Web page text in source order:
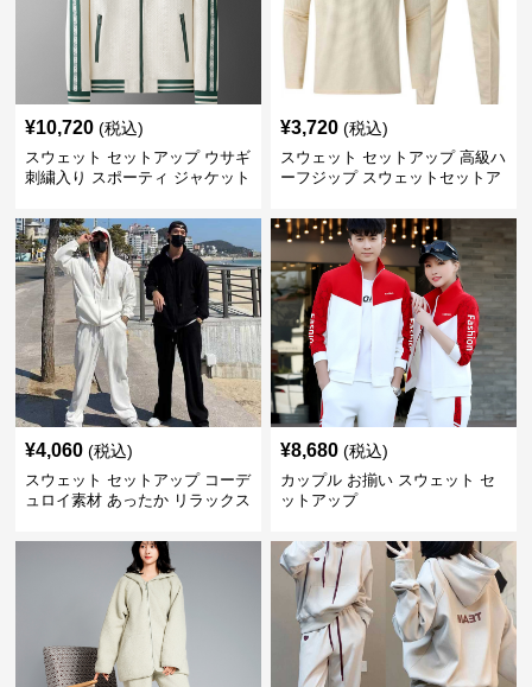
¥10,720 (税込)
スウェット セットアップ ウサギ
刺繍入り スポーティ ジャケット
¥3,720 (税込)
スウェット セットアップ 高級ハ
ーフジップ スウェットセットア
¥4,060 (税込)
スウェット セットアップ コーデ
ュロイ素材 あったか リラックス
¥8,680 (税込)
カップル お揃い スウェット セ
ットアップ